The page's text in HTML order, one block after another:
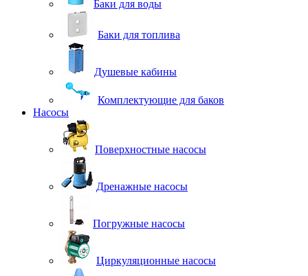
Баки для воды
Баки для топлива
Душевые кабины
Комплектующие для баков
Насосы
Поверхностные насосы
Дренажные насосы
Погружные насосы
Циркуляционные насосы